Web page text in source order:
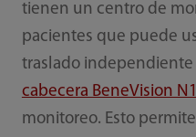
tienen un centro de
pacientes que puede
traslado independiente
cabecera BeneVision
monitoreo. Esto